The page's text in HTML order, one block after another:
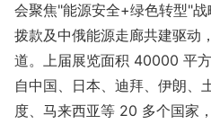
会聚焦"能源安全+绿色转型"
拨款及中俄能源走廊共建驱动
道。上届展览面积 40000 平
自中国、日本、迪拜、伊朗、
度、马来西亚等 20 多个国家